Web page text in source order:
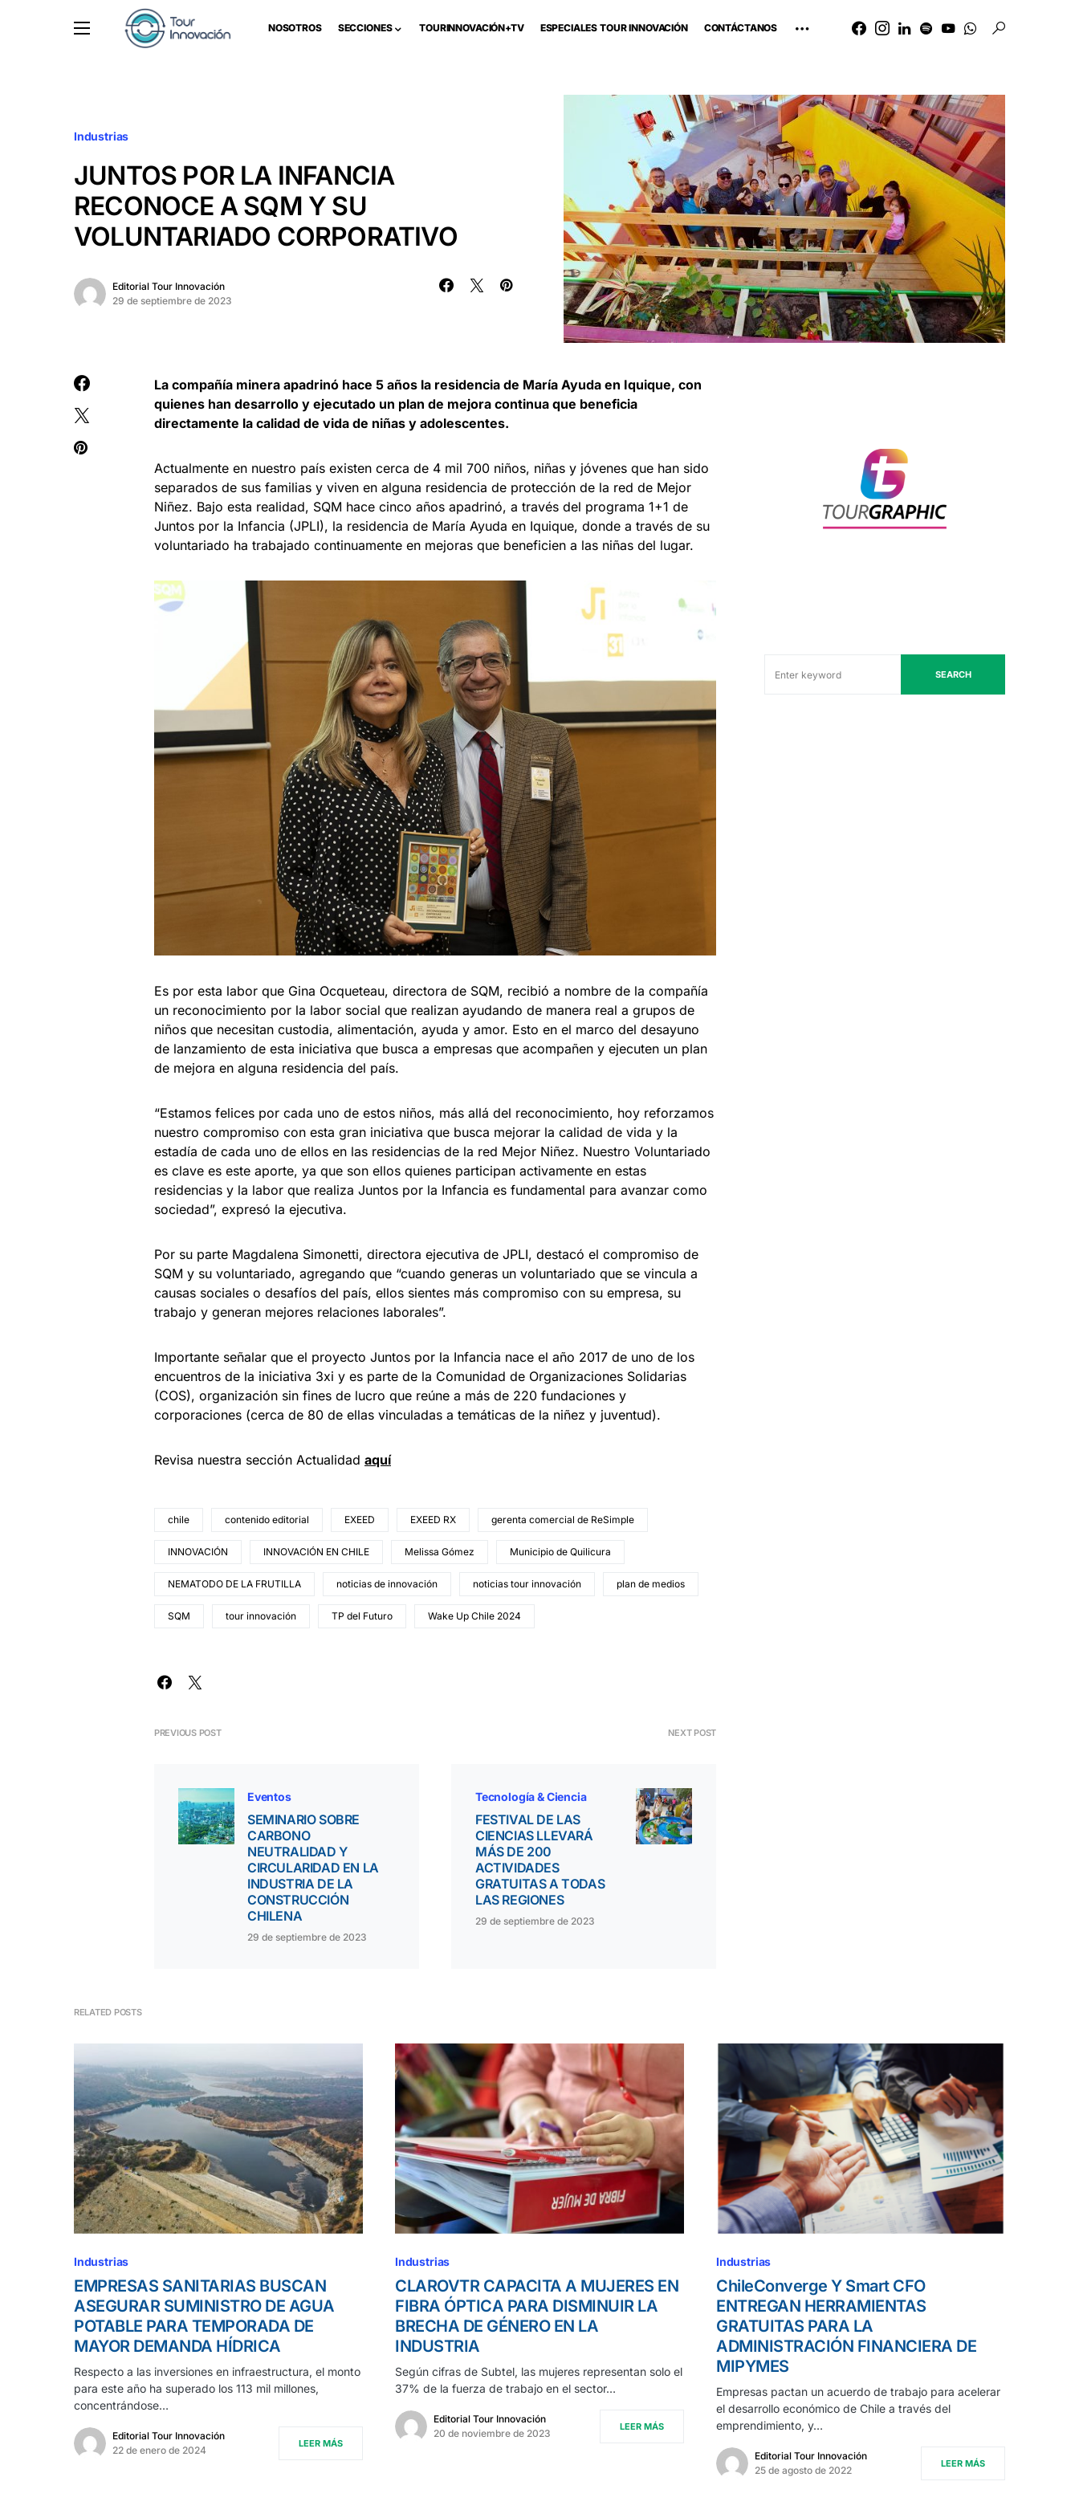
NOSOTROS SECCIONES TOURINNOVACIÓN+TV ESPECIALES TOUR INNOVACIÓN CONTÁCTANOS
Industrias
JUNTOS POR LA INFANCIA
RECONOCE A SQM Y SU
VOLUNTARIADO CORPORATIVO
Editorial Tour Innovación
29 de septiembre de 2023
La compañía minera apadrinó hace 5 años la residencia de María Ayuda en Iquique, con
quienes han desarrollo y ejecutado un plan de mejora continua que beneficia
directamente la calidad de vida de niñas y adolescentes.
Actualmente en nuestro país existen cerca de 4 mil 700 niños, niñas y jóvenes que han sido
separados de sus familias y viven en alguna residencia de protección de la red de Mejor
Niñez. Bajo esta realidad, SQM hace cinco años apadrinó, a través del programa 1+1 de
Juntos por la Infancia (JPLI), la residencia de María Ayuda en Iquique, donde a través de su
voluntariado ha trabajado continuamente en mejoras que beneficien a las niñas del lugar.
Es por esta labor que Gina Ocqueteau, directora de SQM, recibió a nombre de la compañía
un reconocimiento por la labor social que realizan ayudando de manera real a grupos de
niños que necesitan custodia, alimentación, ayuda y amor. Esto en el marco del desayuno
de lanzamiento de esta iniciativa que busca a empresas que acompañen y ejecuten un plan
de mejora en alguna residencia del país.
“Estamos felices por cada uno de estos niños, más allá del reconocimiento, hoy reforzamos
nuestro compromiso con esta gran iniciativa que busca mejorar la calidad de vida y la
estadía de cada uno de ellos en las residencias de la red Mejor Niñez. Nuestro Voluntariado
es clave es este aporte, ya que son ellos quienes participan activamente en estas
residencias y la labor que realiza Juntos por la Infancia es fundamental para avanzar como
sociedad”, expresó la ejecutiva.
Por su parte Magdalena Simonetti, directora ejecutiva de JPLI, destacó el compromiso de
SQM y su voluntariado, agregando que “cuando generas un voluntariado que se vincula a
causas sociales o desafíos del país, ellos sientes más compromiso con su empresa, su
trabajo y generan mejores relaciones laborales”.
Importante señalar que el proyecto Juntos por la Infancia nace el año 2017 de uno de los
encuentros de la iniciativa 3xi y es parte de la Comunidad de Organizaciones Solidarias
(COS), organización sin fines de lucro que reúne a más de 220 fundaciones y
corporaciones (cerca de 80 de ellas vinculadas a temáticas de la niñez y juventud).
Revisa nuestra sección Actualidad aquí
chile contenido editorial EXEED EXEED RX gerenta comercial de ReSimple
INNOVACIÓN INNOVACIÓN EN CHILE Melissa Gómez Municipio de Quilicura
NEMATODO DE LA FRUTILLA noticias de innovación noticias tour innovación plan de medios
SQM tour innovación TP del Futuro Wake Up Chile 2024
PREVIOUS POST
Eventos
SEMINARIO SOBRE
CARBONO
NEUTRALIDAD Y
CIRCULARIDAD EN LA
INDUSTRIA DE LA
CONSTRUCCIÓN
CHILENA
29 de septiembre de 2023
NEXT POST
Tecnología & Ciencia
FESTIVAL DE LAS
CIENCIAS LLEVARÁ
MÁS DE 200
ACTIVIDADES
GRATUITAS A TODAS
LAS REGIONES
29 de septiembre de 2023
SEARCH
RELATED POSTS
Industrias
EMPRESAS SANITARIAS BUSCAN
ASEGURAR SUMINISTRO DE AGUA
POTABLE PARA TEMPORADA DE
MAYOR DEMANDA HÍDRICA
Respecto a las inversiones en infraestructura, el monto
para este año ha superado los 113 mil millones,
concentrándose…
Editorial Tour Innovación
22 de enero de 2024
LEER MÁS
Industrias
CLAROVTR CAPACITA A MUJERES EN
FIBRA ÓPTICA PARA DISMINUIR LA
BRECHA DE GÉNERO EN LA
INDUSTRIA
Según cifras de Subtel, las mujeres representan solo el
37% de la fuerza de trabajo en el sector…
Editorial Tour Innovación
20 de noviembre de 2023
LEER MÁS
Industrias
ChileConverge Y Smart CFO
ENTREGAN HERRAMIENTAS
GRATUITAS PARA LA
ADMINISTRACIÓN FINANCIERA DE
MIPYMES
Empresas pactan un acuerdo de trabajo para acelerar
el desarrollo económico de Chile a través del
emprendimiento, y…
Editorial Tour Innovación
25 de agosto de 2022
LEER MÁS